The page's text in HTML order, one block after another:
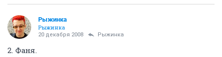
Рыжинка
Рыжинка
20 декабря 2008 Рыжинка
2. Фаня.